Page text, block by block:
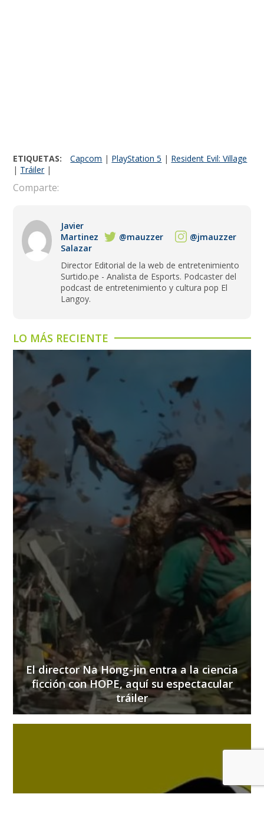
ETIQUETAS: Capcom | PlayStation 5 | Resident Evil: Village
| Tráiler|
Comparte:
Javier
Martinez
Salazar
@mauzzer @jmauzzer
Director Editorial de la web de entretenimiento
Surtido.pe - Analista de Esports. Podcaster del
podcast de entretenimiento y cultura pop El
Langoy.
LO MÁS RECIENTE
El director Na Hong-jin entra a la ciencia
ficción con HOPE, aquí su espectacular
tráiler